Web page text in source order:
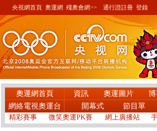
央視網首頁 奧運網 殘奧會網>> 通行證註冊 登錄
奧運網首頁 資訊 奧運圖片
網絡電視奧運台
開幕式 節目單
精彩賽事 微笑奧運PK賽 網上廣播站